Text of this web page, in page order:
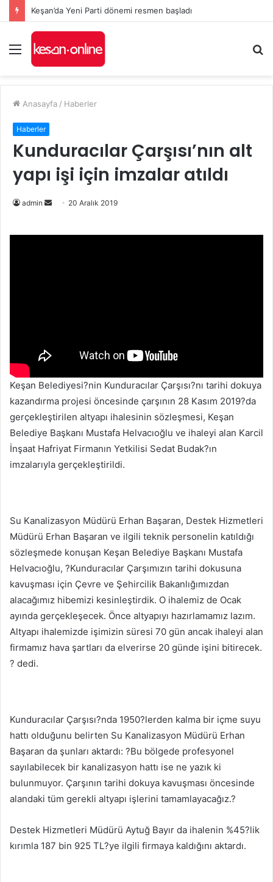
Keşan’da Yeni Parti dönemi resmen başladı
Menü
...
Anasayfa / Haberler
Haberler
Kunduracılar Çarşısı’nın alt
yapı işi için imzalar atıldı
admin
Bir
20 Aralık 2019
Keşan Belediyesi?nin Kunduracılar Çarşısı?nı tarihi dokuya
kazandırma projesi öncesinde çarşının 28 Kasım 2019?da
gerçekleştirilen altyapı ihalesinin sözleşmesi, Keşan
Belediye Başkanı Mustafa Helvacıoğlu ve ihaleyi alan Karcil
İnşaat Hafriyat Firmanın Yetkilisi Sedat Budak?ın
imzalarıyla gerçekleştirildi.
Su Kanalizasyon Müdürü Erhan Başaran, Destek Hizmetleri
Müdürü Erhan Başaran ve ilgili teknik personelin katıldığı
sözleşmede konuşan Keşan Belediye Başkanı Mustafa
Helvacıoğlu, ?Kunduracılar Çarşımızın tarihi dokusuna
kavuşması için Çevre ve Şehircilik Bakanlığımızdan
alacağımız hibemizi kesinleştirdik. O ihalemiz de Ocak
ayında gerçekleşecek. Önce altyapıyı hazırlamamız lazım.
Altyapı ihalemizde işimizin süresi 70 gün ancak ihaleyi alan
firmamız hava şartları da elverirse 20 günde işini bitirecek.
? dedi.
Kunduracılar Çarşısı?nda 1950?lerden kalma bir içme suyu
hattı olduğunu belirten Su Kanalizasyon Müdürü Erhan
Başaran da şunları aktardı: ?Bu bölgede profesyonel
sayılabilecek bir kanalizasyon hattı ise ne yazık ki
bulunmuyor. Çarşının tarihi dokuya kavuşması öncesinde
alandaki tüm gerekli altyapı işlerini tamamlayacağız.?
Destek Hizmetleri Müdürü Aytuğ Bayır da ihalenin %45?lik
kırımla 187 bin 925 TL?ye ilgili firmaya kaldığını aktardı.